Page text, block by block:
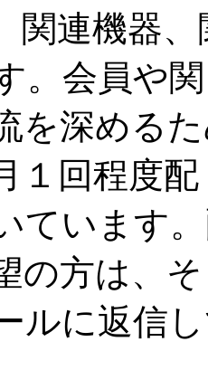
関連機器
。会員や関
を深める
１回程度配
ています
の方は、そ
ルに返信